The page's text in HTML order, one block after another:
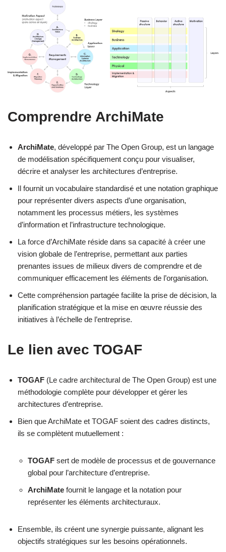
Comprendre ArchiMate
ArchiMate, développé par The Open Group, est un langage
de modélisation spécifiquement conçu pour visualiser,
décrire et analyser les architectures d’entreprise.
Il fournit un vocabulaire standardisé et une notation graphique
pour représenter divers aspects d’une organisation,
notamment les processus métiers, les systèmes
d’information et l’infrastructure technologique.
La force d’ArchiMate réside dans sa capacité à créer une
vision globale de l’entreprise, permettant aux parties
prenantes issues de milieux divers de comprendre et de
communiquer efficacement les éléments de l’organisation.
Cette compréhension partagée facilite la prise de décision, la
planification stratégique et la mise en œuvre réussie des
initiatives à l’échelle de l’entreprise.
Le lien avec TOGAF
TOGAF (Le cadre architectural de The Open Group) est une
méthodologie complète pour développer et gérer les
architectures d’entreprise.
Bien que ArchiMate et TOGAF soient des cadres distincts,
ils se complètent mutuellement :
TOGAF sert de modèle de processus et de gouvernance
global pour l’architecture d’entreprise.
ArchiMate fournit le langage et la notation pour
représenter les éléments architecturaux.
Ensemble, ils créent une synergie puissante, alignant les
objectifs stratégiques sur les besoins opérationnels.